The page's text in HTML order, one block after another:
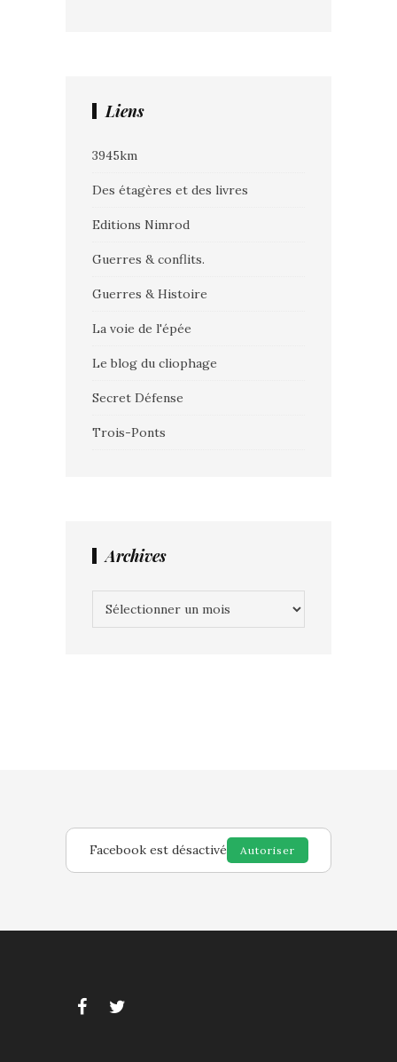
Liens
3945km
Des étagères et des livres
Editions Nimrod
Guerres & conflits.
Guerres & Histoire
La voie de l'épée
Le blog du cliophage
Secret Défense
Trois-Ponts
Archives
Facebook est désactivé Autoriser